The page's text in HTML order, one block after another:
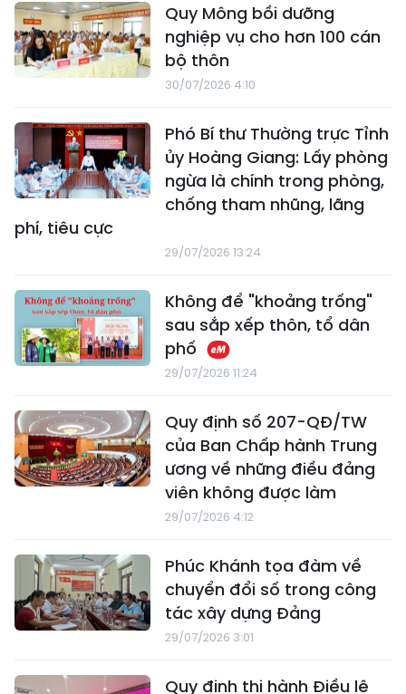
Quy Mông bồi dưỡng
nghiệp vụ cho hơn 100 cán
bộ thôn
30/07/2026 4:10
Phó Bí thư Thường trực Tỉnh
ủy Hoàng Giang: Lấy phòng
ngừa là chính trong phòng,
chống tham nhũng, lãng
phí, tiêu cực
29/07/2026 13:24
Không để "khoảng trống"
sau sắp xếp thôn, tổ dân
phố
29/07/2026 11:24
Quy định số 207-QĐ/TW
của Ban Chấp hành Trung
ương về những điều đảng
viên không được làm
29/07/2026 4:12
Phúc Khánh tọa đàm về
chuyển đổi số trong công
tác xây dựng Đảng
29/07/2026 3:01
Quy định thi hành Điều lệ